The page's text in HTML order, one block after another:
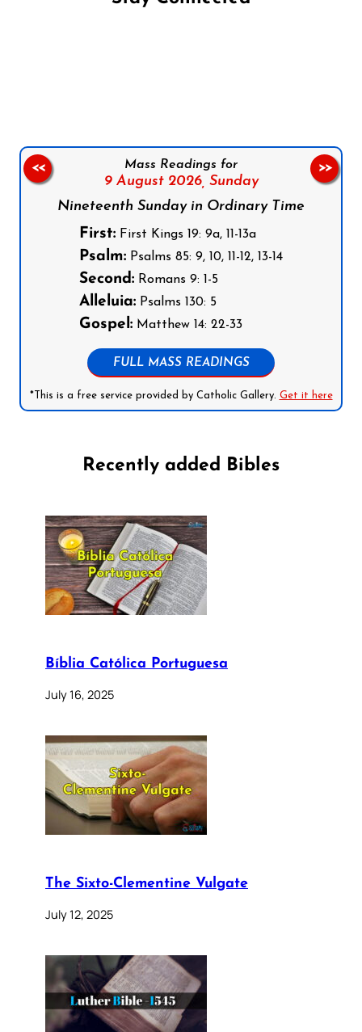
Mass Readings for
9 August 2026, Sunday
Nineteenth Sunday in Ordinary Time
First: First Kings 19: 9a, 11-13a
Psalm: Psalms 85: 9, 10, 11-12, 13-14
Second: Romans 9: 1-5
Alleluia: Psalms 130: 5
Gospel: Matthew 14: 22-33
FULL MASS READINGS
*This is a free service provided by Catholic Gallery. Get it here
<< >>
Recently added Bibles
Bíblia Católica Portuguesa
July 16, 2025
The Sixto-Clementine Vulgate
July 12, 2025